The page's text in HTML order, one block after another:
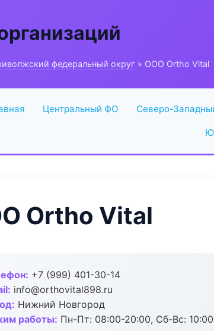
федеральный округ » ООО Ortho Vital
Центральный ФО Северо-
Ortho Vital
+7 (999) 401-30-14
info@orthovital898.ru
Нижний Новгород
работы: Пн-Пт: 08:00-20:00, Сб-Вс: